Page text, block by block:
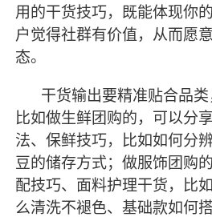
用的干货技巧，既能体现你
户觉得社群有价值，从而愿
态。
干货输出要精准贴合品类
比如做生鲜团购的，可以分
法、保鲜技巧，比如如何分
豆的储存方式；做服饰团购
配技巧、面料护理干货，比
么清洗不褪色、基础款如何